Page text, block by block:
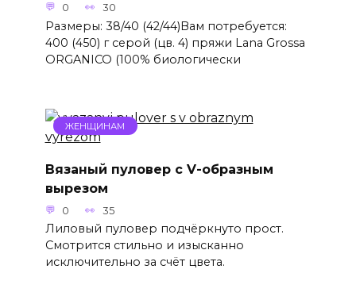
0 30
Размеры: 38/40 (42/44)Вам потребуется:
400 (450) г серой (цв. 4) пряжи Lana Grossa
ORGANICO (100% биологически
ЖЕНЩИНАМ
Вязаный пуловер с V-образным
вырезом
0 35
Лиловый пуловер подчёркнуто прост.
Смотрится стильно и изысканно
исключительно за счёт цвета.